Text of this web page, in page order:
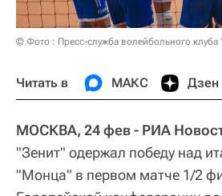
© Фото : Пресс-служба волейбольного клуба
Читать в МАКС Дзен
МОСКВА, 24 фев - РИА
"Зенит" одержал победу над
"Монца" в первом матче 1/2